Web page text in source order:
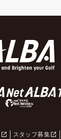
スタッフ募集